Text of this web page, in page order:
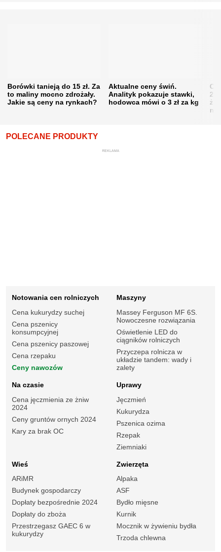
Borówki tanieją do 15 zł. Za
to maliny mocno zdrożały.
Jakie są ceny na rynkach?
Aktualne ceny świń.
Analityk pokazuje stawki,
hodowca mówi o 3 zł za kg
POLECANE PRODUKTY
REKLAMA
Notowania cen rolniczych
Cena kukurydzy suchej
Cena pszenicy
konsumpcyjnej
Cena pszenicy paszowej
Cena rzepaku
Ceny nawozów
Maszyny
Massey Ferguson MF 6S.
Nowoczesne rozwiązania
Oświetlenie LED do
ciągników rolniczych
Przyczepa rolnicza w
układzie tandem: wady i
zalety
Na czasie
Cena jęczmienia ze żniw
2024
Ceny gruntów ornych 2024
Kary za brak OC
Uprawy
Jęczmień
Kukurydza
Pszenica ozima
Rzepak
Ziemniaki
Wieś
ARiMR
Budynek gospodarczy
Dopłaty bezpośrednie 2024
Dopłaty do zboża
Przestrzegasz GAEC 6 w
kukurydzy
Zwierzęta
Alpaka
ASF
Bydło mięsne
Kurnik
Mocznik w żywieniu bydła
Trzoda chlewna